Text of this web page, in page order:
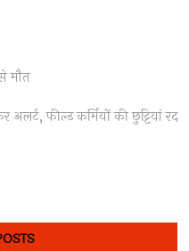
मौत
फील्ड कर्मियों की छुट्टियां रद